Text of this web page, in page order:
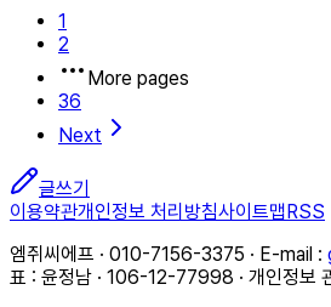
1
2
More pages
36
Next
글쓰기
이용약관개인정보 처리방침사이트맵 RSS
엠쥐씨에프 · 010-7156-3375 · E-mail :
표 : 윤정남 · 106-12-77998 · 개인정보